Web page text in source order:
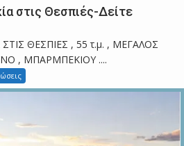
στις Θεσπιές-Δείτε
ΘΕΣΠΙΕΣ , 55 τ.μ. , ΜΕΓΑΛΟΣ
, ΜΠΑΡΜΠΕΚΙΟΥ ....